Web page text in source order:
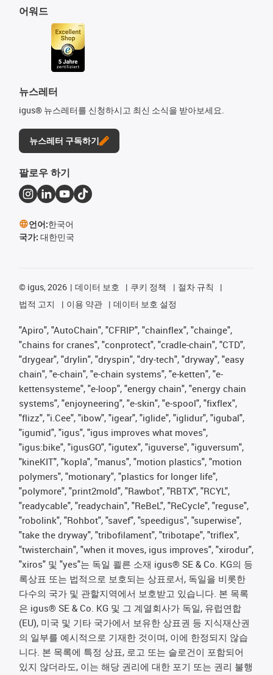
어워드
뉴스레터
igus® 뉴스레터를 신청하시고 최신 소식을 받아보세요.
뉴스레터 구독하기
팔로우 하기
언어:한국어
국가: 대한민국
© igus, 2026 데이터 보호 쿠키 정책
절차 규칙
법적 고지
이용 약관 데이터 보호 설정
"Apiro", "AutoChain", "CFRIP", "chainflex", "chainge",
"chains for cranes", "conprotect", "cradle-chain", "CTD",
"drygear", "drylin", "dryspin", "dry-tech", "dryway", "easy
chain", "e-chain", "e-chain systems", "e-ketten", "e-
kettensysteme", "e-loop", "energy chain", "energy chain
systems", "enjoyneering", "e-skin", "e-spool", "fixflex",
"flizz", "i.Cee", "ibow", "igear", "iglide", "iglidur", "igubal",
"igumid", "igus", "igus improves what moves",
"igus:bike", "igusGO", "igutex", "iguverse", "iguversum",
"kineKIT", "kopla", "manus", "motion plastics", "motion
polymers", "motionary", "plastics for longer life",
"polymore", "print2mold", "Rawbot", "RBTX", "RCYL",
"readycable", "readychain", "ReBeL", "ReCycle", "reguse",
"robolink", "Rohbot", "savef", "speedigus", "superwise",
"take the dryway", "tribofilament", "tribotape", "triflex",
"twisterchain", "when it moves, igus improves", "xirodur",
"xiros" 및 "yes"는 독일 쾰른 소재 igus® SE & Co. KG의 등
록상표 또는 법적으로 보호되는 상표로서, 독일을 비롯한
다수의 국가 및 관할지역에서 보호받고 있습니다. 본 목록
은 igus® SE & Co. KG 및 그 계열회사가 독일, 유럽연합
(EU), 미국 및 기타 국가에서 보유한 상표권 등 지식재산권
의 일부를 예시적으로 기재한 것이며, 이에 한정되지 않습
니다. 본 목록에 특정 상표, 로고 또는 슬로건이 포함되어
있지 않더라도, 이는 해당 권리에 대한 포기 또는 권리 불행